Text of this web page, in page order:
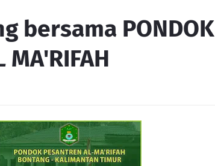
bersama PONDOK
MA'RIFAH